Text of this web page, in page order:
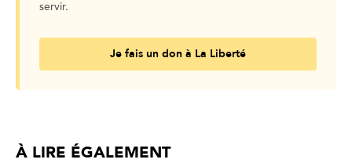
servir.
Je fais un don à La Liberté
À LIRE ÉGALEMENT